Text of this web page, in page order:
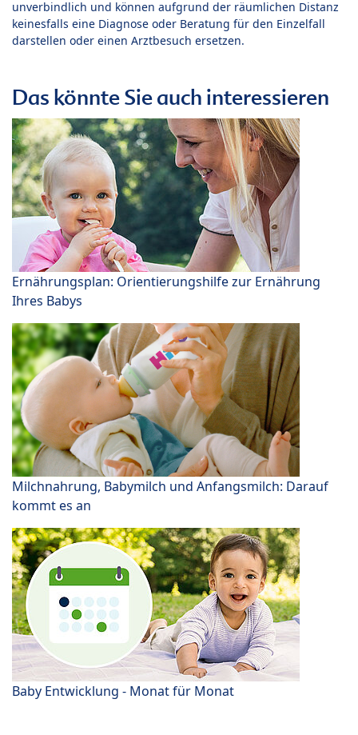
unverbindlich und können aufgrund der räumlichen Distanz
keinesfalls eine Diagnose oder Beratung für den Einzelfall
darstellen oder einen Arztbesuch ersetzen.
Das könnte Sie auch interessieren
Ernährungsplan: Orientierungshilfe zur Ernährung
Ihres Babys
Milchnahrung, Babymilch und Anfangsmilch: Darauf
kommt es an
Baby Entwicklung - Monat für Monat